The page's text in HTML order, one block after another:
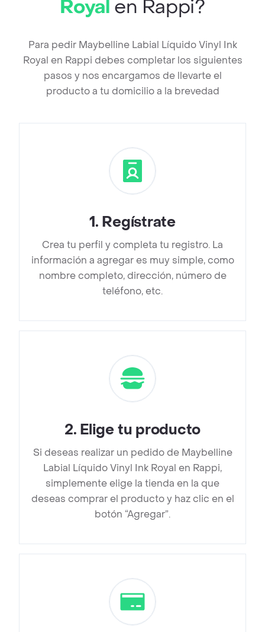
Royal en Rappi?
Para pedir Maybelline Labial Líquido Vinyl Ink
Royal en Rappi debes completar los siguientes
pasos y nos encargamos de llevarte el
producto a tu domicilio a la brevedad
1. Regístrate
Crea tu perfil y completa tu registro. La
información a agregar es muy simple, como
nombre completo, dirección, número de
teléfono, etc.
2. Elige tu producto
Si deseas realizar un pedido de Maybelline
Labial Líquido Vinyl Ink Royal en Rappi,
simplemente elige la tienda en la que
deseas comprar el producto y haz clic en el
botón “Agregar”.